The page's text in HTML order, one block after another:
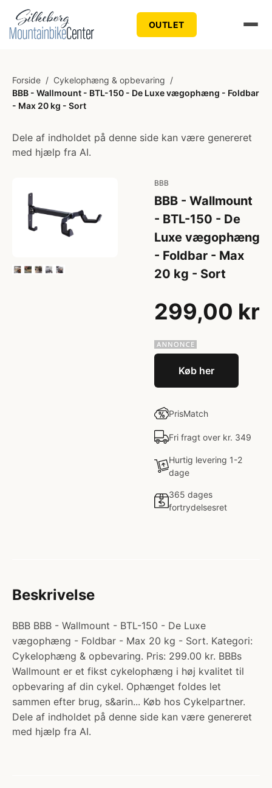
OUTLET
Forside / Cykelophæng & opbevaring /
BBB - Wallmount - BTL-150 - De Luxe vægophæng - Foldbar
- Max 20 kg - Sort
Dele af indholdet på denne side kan være genereret
med hjælp fra AI.
BBB
BBB - Wallmount
- BTL-150 - De
Luxe vægophæng
- Foldbar - Max
20 kg - Sort
299,00 kr
Køb her
PrisMatch
Fri fragt over kr. 349
Hurtig levering 1-2
dage
365 dages
fortrydelsesret
Beskrivelse
BBB BBB - Wallmount - BTL-150 - De Luxe
vægophæng - Foldbar - Max 20 kg - Sort. Kategori:
Cykelophæng & opbevaring. Pris: 299.00 kr. BBBs
Wallmount er et fikst cykelophæng i høj kvalitet til
opbevaring af din cykel. Ophænget foldes let
sammen efter brug, s&arin... Køb hos Cykelpartner.
Dele af indholdet på denne side kan være genereret
med hjælp fra AI.